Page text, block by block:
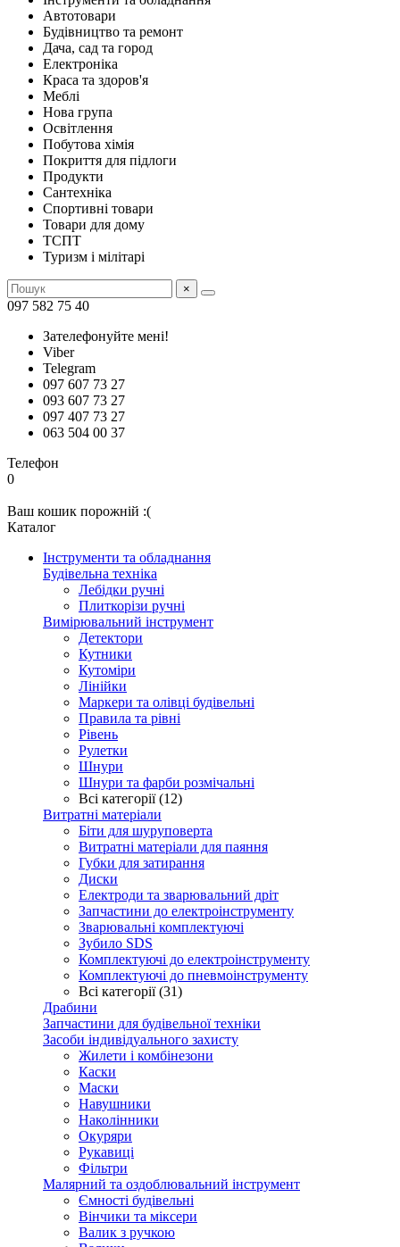
Автотовари
Будівництво та ремонт
Дача, сад та город
Електроніка
Краса та здоров'я
Меблі
Нова група
Освітлення
Побутова хімія
Покриття для підлоги
Продукти
Сантехніка
Спортивні товари
Товари для дому
ТСПТ
Туризм і мілітарі
×
097 582 75 40
Зателефонуйте мені!
Viber
Telegram
097 607 73 27
093 607 73 27
097 407 73 27
063 504 00 37
Телефон
0
Ваш кошик порожній :(
Каталог
Інструменти та обладнання
Будівельна техніка
Лебідки ручні
Плиткорізи ручні
Вимірювальний інструмент
Детектори
Кутники
Кутоміри
Лінійки
Маркери та олівці будівельні
Правила та рівні
Рівень
Рулетки
Шнури
Шнури та фарби розмічальні
Всі категорії (12)
Витратні матеріали
Біти для шуруповерта
Витратні матеріали для паяння
Губки для затирання
Диски
Електроди та зварювальний дріт
Запчастини до електроінструменту
Зварювальні комплектуючі
Зубило SDS
Комплектуючі до електроінструменту
Комплектуючі до пневмоінструменту
Всі категорії (31)
Драбини
Запчастини для будівельної техніки
Засоби індивідуального захисту
Жилети і комбінезони
Каски
Маски
Навушники
Наколінники
Окуряри
Рукавиці
Фільтри
Малярний та оздоблювальний інструмент
Ємності будівельні
Вінчики та міксери
Валик з ручкою